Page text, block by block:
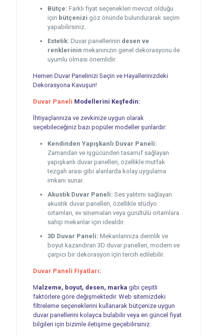
Bütçe: Farklı fiyat seçenekleri mevcut olduğu
için bütçenizi göz önünde bulundurarak seçim
yapabilirsiniz.
Estetik: Duvar panellerinin desen ve
renklerinin mekanınızın genel dekorasyonu ile
uyumlu olması önemlidir.
Hemen Duvar Panelinizi Seçin ve Hayallerinizdeki
Dekorasyona Kavuşun!
Duvar Paneli Modellerini Keşfedin:
İhtiyaçlarınıza ve zevkinize uygun olarak
seçebileceğiniz bazı popüler modeller şunlardır:
Kendinden Yapışkanlı Duvar Paneli:
Zamandan ve işgücünden tasarruf sağlayan
yapışkanlı duvar panelleri, özellikle mutfak
tezgah arası gibi alanlarda kolay uygulama
imkanı sunar.
Akustik Duvar Paneli: Ses yalıtımı sağlayan
akustik duvar panelleri, özellikle stüdyo
ortamları, ev sinemaları veya gürültülü ortamlara
sahip mekanlar için idealdir.
3D Duvar Paneli: Mekanlarınıza derinlik ve
boyut kazandıran 3D duvar panelleri, modern ve
çarpıcı bir dekorasyon için tercih edilebilir.
Duvar Paneli Fiyatları:
Malzeme, boyut, desen, marka gibi çeşitli
faktörlere göre değişmektedir. Web sitemizdeki
filtreleme seçeneklerini kullanarak bütçenize uygun
duvar panellerini kolayca bulabilir veya en güncel fiyat
bilgileri için bizimle iletişime geçebilirsiniz.